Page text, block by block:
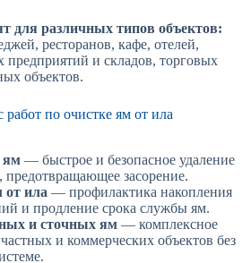
для различных типов объектов:
ресторанов, кафе, отелей,
и складов, торговых
объектов.
по очистке ям от ила
ям — быстрое и безопасное удаление
предотвращающее засорение.
от ила — профилактика накопления
и продление срока службы ям.
и сточных ям — комплексное
и коммерческих объектов без